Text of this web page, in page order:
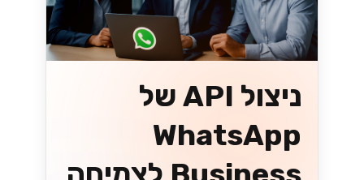
7 ביולי 2026 • 5 דק׳ קריאה
קרא עוד